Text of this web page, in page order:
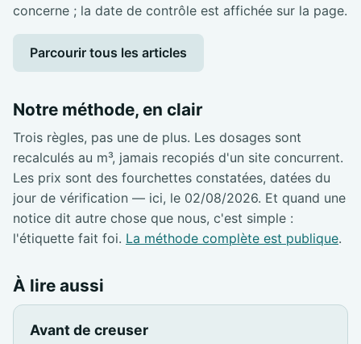
concerne ; la date de contrôle est affichée sur la page.
Parcourir tous les articles
Notre méthode, en clair
Trois règles, pas une de plus. Les dosages sont
recalculés au m³, jamais recopiés d'un site concurrent.
Les prix sont des fourchettes constatées, datées du
jour de vérification — ici, le 02/08/2026. Et quand une
notice dit autre chose que nous, c'est simple :
l'étiquette fait foi. La méthode complète est publique.
À lire aussi
Avant de creuser